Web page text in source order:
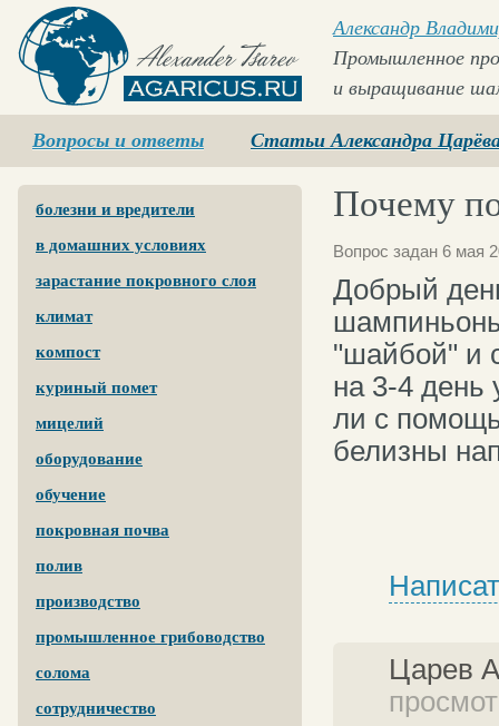
Agaricus.ru
Александр
Промышленное
и выращивание
Вопросы и ответы Статьи Александра
болезни и вредители
в домашних условиях
зарастание покровного слоя
климат
компост
куриный помет
мицелий
оборудование
обучение
покровная почва
полив
производство
промышленное грибоводство
солома
сотрудничество
Почему
Вопрос задан 6 мая
Добрый
"шайбой" и
на 3-4
ли с
белизны
Царев